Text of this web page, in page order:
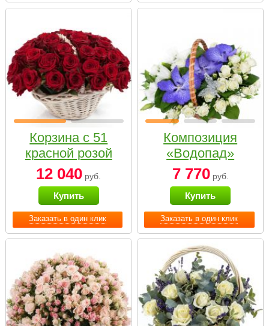
Заказать в один клик
Корзина с 51
красной розой
12 040 руб.
Купить
Заказать в один клик
Композиция
«Водопад»
7 770руб.
Купить